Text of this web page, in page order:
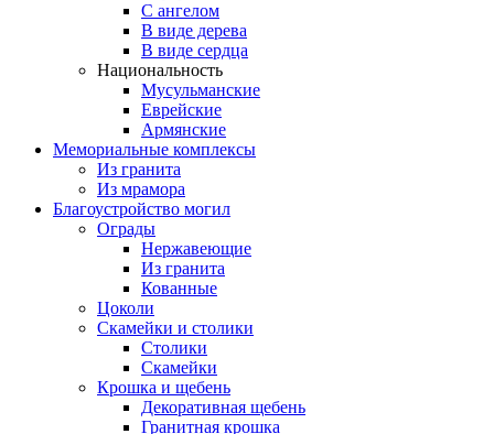
С ангелом
В виде дерева
В виде сердца
Национальность
Мусульманские
Еврейские
Армянские
Мемориальные комплексы
Из гранита
Из мрамора
Благоустройство могил
Ограды
Нержавеющие
Из гранита
Кованные
Цоколи
Скамейки и столики
Столики
Скамейки
Крошка и щебень
Декоративная щебень
Гранитная крошка